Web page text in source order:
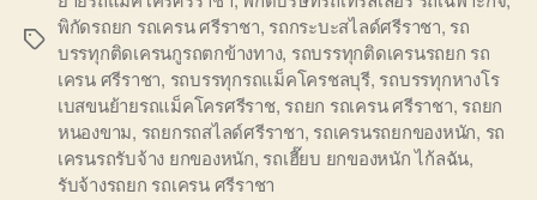
Tags
พิกัดรถยก รถเครน ศรีราชา, รถกระบะสไลด์ศรีราชา, รถ
บรรทุกติดเครนกูรถตกข้างทาง, รถบรรทุกติดเครนรถยก รถ
เครน ศรีราชา, รถบรรทุกรถแม็คโครชลบุรี, รถบรรทุกหางโร
เบสขนย้ายรถแม็คโครศรีราช, รถยก รถเครน ศรีราชา, รถยก
หนองขาม, รถยกรถสไลด์ศรีราชา, รถเครนรถยกของหนัก, รถ
เครนรถรับจ้าง ยกของหนัก, รถเฮี๊ยบ ยกของหนัก ไก้ลฉัน,
รับจ้างรถยก รถเครน ศรีราชา